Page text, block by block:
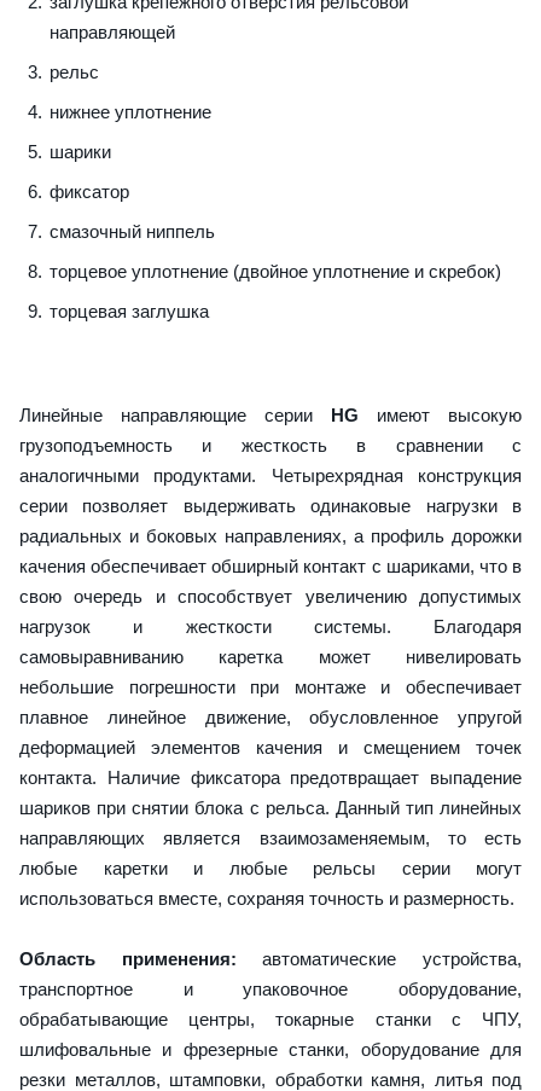
направляющей
рельс
нижнее уплотнение
шарики
фиксатор
смазочный ниппель
торцевое уплотнение (двойное уплотнение и скребок)
торцевая заглушка
Линейные направляющие серии HG имеют высокую
грузоподъемность и жесткость в сравнении с
аналогичными продуктами. Четырехрядная конструкция
серии позволяет выдерживать одинаковые нагрузки в
радиальных и боковых направлениях, а профиль дорожки
качения обеспечивает обширный контакт с шариками, что в
свою очередь и способствует увеличению допустимых
нагрузок и жесткости системы. Благодаря
самовыравниванию каретка может нивелировать
небольшие погрешности при монтаже и обеспечивает
плавное линейное движение, обусловленное упругой
деформацией элементов качения и смещением точек
контакта. Наличие фиксатора предотвращает выпадение
шариков при снятии блока с рельса. Данный тип линейных
направляющих является взаимозаменяемым, то есть
любые каретки и любые рельсы серии могут
использоваться вместе, сохраняя точность и размерность.
Область применения: автоматические устройства,
транспортное и упаковочное оборудование,
обрабатывающие центры, токарные станки с ЧПУ,
шлифовальные и фрезерные станки, оборудование для
резки металлов, штамповки, обработки камня, литья под